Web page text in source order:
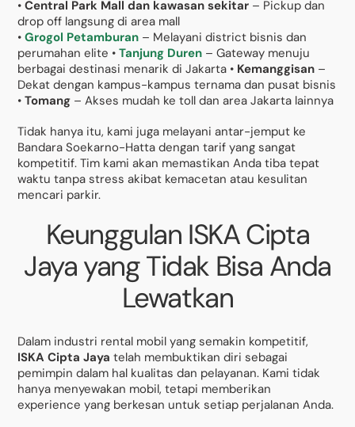
•Central Park Mall dan kawasan sekitar – Pickup dan
drop off langsung di area mall
•Grogol Petamburan – Melayani district bisnis dan
perumahan elite •Tanjung Duren – Gateway menuju
berbagai destinasi menarik di Jakarta • Kemanggisan –
Dekat dengan kampus-kampus ternama dan pusat bisnis
•Tomang – Akses mudah ke toll dan area Jakarta lainnya
Tidak hanya itu, kami juga melayani antar-jemput ke
Bandara Soekarno-Hatta dengan tarif yang sangat
kompetitif. Tim kami akan memastikan Anda tiba tepat
waktu tanpa stress akibat kemacetan atau kesulitan
mencari parkir.
Keunggulan ISKA Cipta
Jaya yang Tidak Bisa Anda
Lewatkan
Dalam industri rental mobil yang semakin kompetitif,
ISKA Cipta Jaya telah membuktikan diri sebagai
pemimpin dalam hal kualitas dan pelayanan. Kami tidak
hanya menyewakan mobil, tetapi memberikan
experience yang berkesan untuk setiap perjalanan Anda.